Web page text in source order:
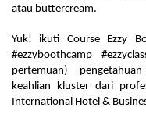
atau buttercream.
Yuk! ikuti Course Ezzy
#ezzyboothcamp
pertemuan)
keahlian kluster dari
International Hotel &